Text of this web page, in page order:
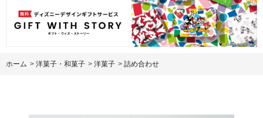
ホーム > 洋菓子・和菓子 > 洋菓子 > 詰め合わせ